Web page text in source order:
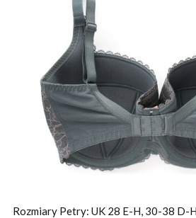
Rozmiary Petry: UK 28 E-H, 30-38 D-